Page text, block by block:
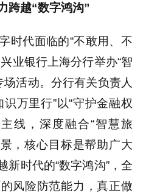
跨越“数字鸿沟”
时代面临的“不敢用、不
业银行上海分行举办“智
活动。分行有关负责人
万里行”以“守护金融权
线，深度融合“智慧旅
，核心目标是帮助广大
新时代的“数字鸿沟”，全
风险防范能力，真正做